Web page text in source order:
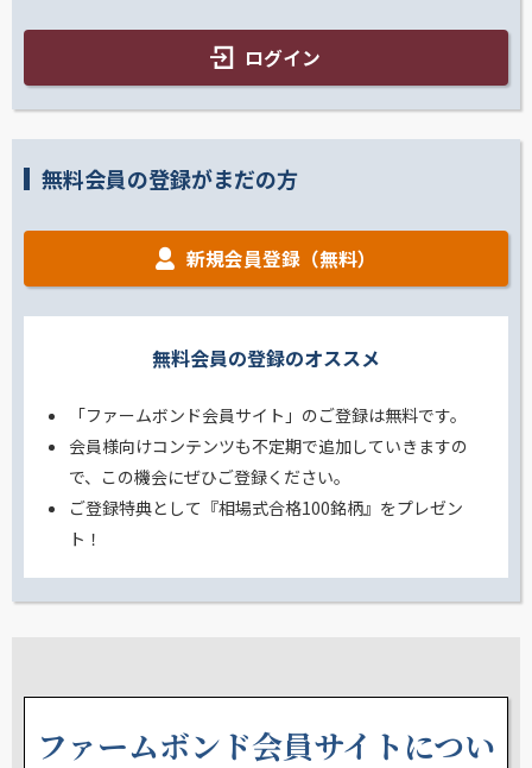
ログイン
無料会員の登録がまだの方
新規会員登録（無料）
無料会員の登録のオススメ
「ファームボンド会員サイト」のご登録は無料です。
会員様向けコンテンツも不定期で追加していきますの
で、この機会にぜひご登録ください。
ご登録特典として『相場式合格100銘柄』をプレゼン
ト！
ファームボンド会員サイトについ